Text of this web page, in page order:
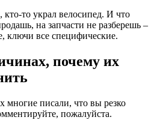
то украл велосипед. И что
на запчасти не разберешь –
ключи все специфические.
почему их
многие писали, что вы резко
пожалуйста.